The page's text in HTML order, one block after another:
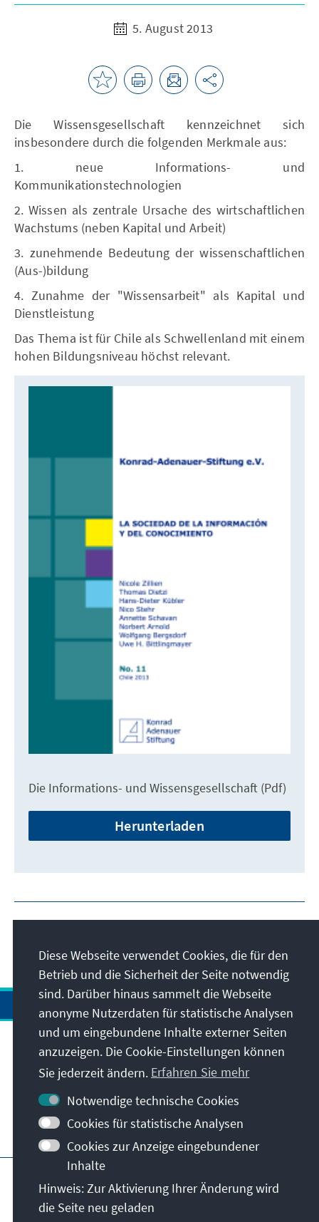
5. August 2013
Die Wissensgesellschaft kennzeichnet sich
insbesondere durch die folgenden Merkmale aus:
1. neue Informations- und
Kommunikationstechnologien
2. Wissen als zentrale Ursache des wirtschaftlichen
Wachstums (neben Kapital und Arbeit)
3. zunehmende Bedeutung der wissenschaftlichen
(Aus-)bildung
4. Zunahme der "Wissensarbeit" als Kapital und
Dienstleistung
Das Thema ist für Chile als Schwellenland mit einem
hohen Bildungsniveau höchst relevant.
Die Informations- und Wissensgesellschaft (Pdf)
Herunterladen
Anschrift
Kontakt
Besuchen Sie auch
Hauptseite der KAS
Nutzungsbedingungen
Erklärung zur Barrierefreiheit
Diese Webseite verwendet Cookies, die für den
Betrieb und die Sicherheit der Seite notwendig
sind. Darüber hinaus sammelt die Webseite
anonyme Nutzerdaten für statistische Analysen
und um eingebundene Inhalte externer Seiten
anzuzeigen. Die Cookie-Einstellungen können
Sie jederzeit ändern. Erfahren Sie mehr
Notwendige technische Cookies
Cookies für statistische Analysen
Cookies zur Anzeige eingebundener
Inhalte
Hinweis: Zur Aktivierung Ihrer Änderung wird
die Seite neu geladen